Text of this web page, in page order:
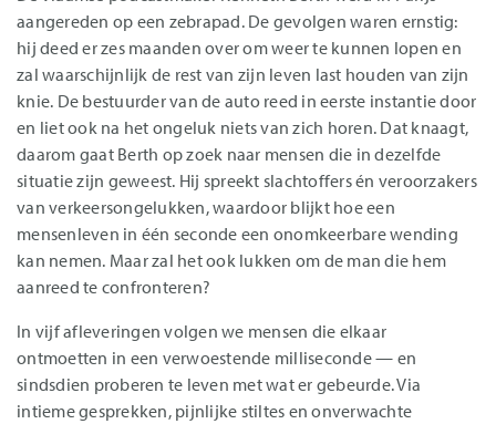
aangereden op een zebrapad. De gevolgen waren ernstig:
hij deed er zes maanden over om weer te kunnen lopen en
zal waarschijnlijk de rest van zijn leven last houden van zijn
knie. De bestuurder van de auto reed in eerste instantie door
en liet ook na het ongeluk niets van zich horen. Dat knaagt,
daarom gaat Berth op zoek naar mensen die in dezelfde
situatie zijn geweest. Hij spreekt slachtoffers én veroorzakers
van verkeersongelukken, waardoor blijkt hoe een
mensenleven in één seconde een onomkeerbare wending
kan nemen. Maar zal het ook lukken om de man die hem
aanreed te confronteren?
In vijf afleveringen volgen we mensen die elkaar
ontmoetten in een verwoestende milliseconde — en
sindsdien proberen te leven met wat er gebeurde. Via
intieme gesprekken, pijnlijke stiltes en onverwachte